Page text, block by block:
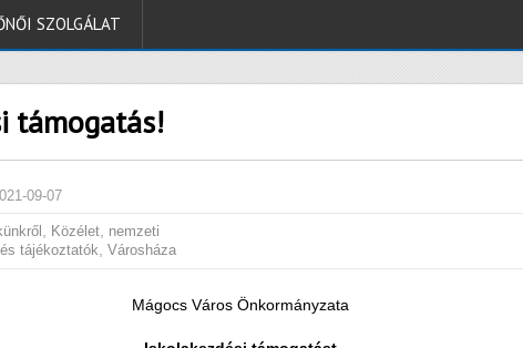
SZOLGÁLAT
támogatás!
09-07
Közélet nemzeti
tájékoztatók Városháza
Mágocs Város Önkormányzata